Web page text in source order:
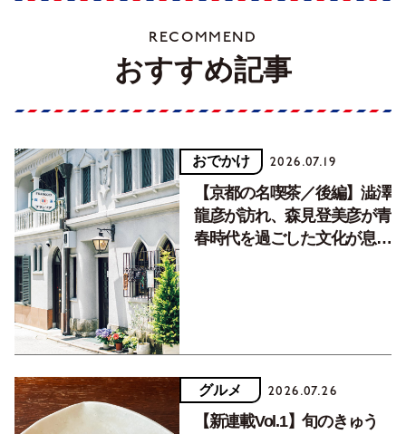
RECOMMEND
おすすめ記事
おでかけ 2026.07.19
【京都の名喫茶／後編】澁澤
龍彦が訪れ、森見登美彦が青
春時代を過ごした文化が息づ
グルメ 2026.07.26
【新連載Vol.1】旬のきゅう